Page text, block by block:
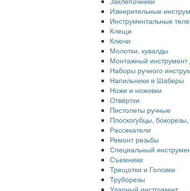
Измерительные
Инструментальные
Клещи
Ключи
Молотки, кувалды
Монтажный инструмент
Наборы ручного
Напильники и Шаберы
Ножи и ножовки
Отвёртки
Пистолеты ручные
Плоскогубцы,
Рассекатели
Ремонт резьбы
Специальный
Съемники
Трещотки и Головки
Труборезы